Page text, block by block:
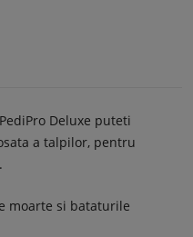
Deluxe puteti
a talpilor, pentru
moarte si bataturile